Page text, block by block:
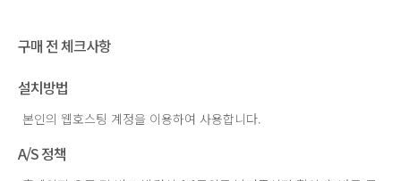
구매 전 체크사항
설치방법
본인의 웹호스팅 계정을 이용하여 사용합니다.
A/S 정책